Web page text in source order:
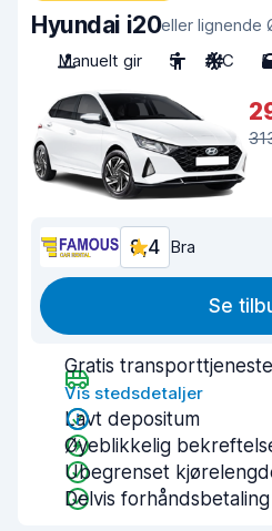
Hyundai i20eller lignende
Manuelt gir
5 A/C 5
8,4 Bra
Se
Gratis transporttjeneste
Vis stedsdetaljer
Lavt depositum
Øyeblikkelig
Ubegrenset
Delvis forhåndsbetaling